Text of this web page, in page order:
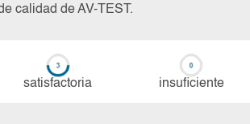
calidad de AV-TEST.
sa­tis­fac­to­ria in­su­fi­cien­te